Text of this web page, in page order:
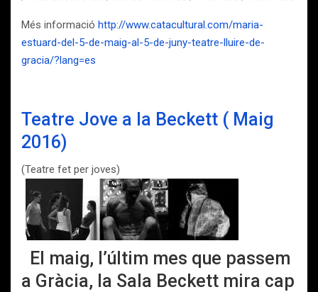
Més informació http://www.catacultural.com/maria-
estuard-del-5-de-maig-al-5-de-juny-teatre-lluire-de-
gracia/?lang=es
Teatre Jove a la Beckett ( Maig
2016)
(Teatre fet per joves)
El maig, l’últim mes que passem
a Gràcia, la Sala Beckett mira cap